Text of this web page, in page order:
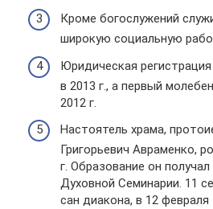
Кроме богослужений
широкую социальную
Юридическая
в 2013 г., а первый
2012 г.
Настоятель храма,
Григорьевич Авраменко,
г. Образование он
Духовной Семинарии. 11
сан диакона, в 12 февраля